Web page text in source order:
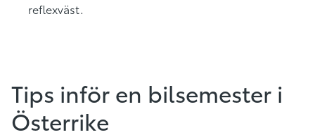
reflexväst.
Tips inför en bilsemester i
Österrike